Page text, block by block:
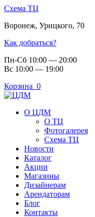
Схема ТЦ
Воронеж, Урицкого, 70
Как добраться?
Пн-Сб 10:00 — 20:00
Вс 10:00 — 19:00
Корзина 0
О ЦДМ
О ТЦ
Фотогалерея
Схема ТЦ
Новости
Каталог
Акции
Магазины
Дизайнерам
Арендаторам
Блог
Контакты